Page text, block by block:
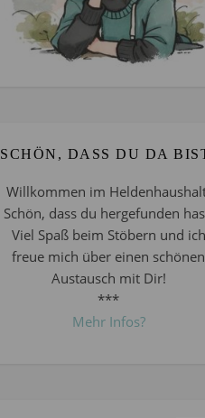
SCHÖN, DASS DU DA
Willkommen im
Schön, dass du hergefunden
Viel Spaß beim Stöbern und ich
freue mich über einen schönen
Austausch mit Dir!
***
Mehr Infos?